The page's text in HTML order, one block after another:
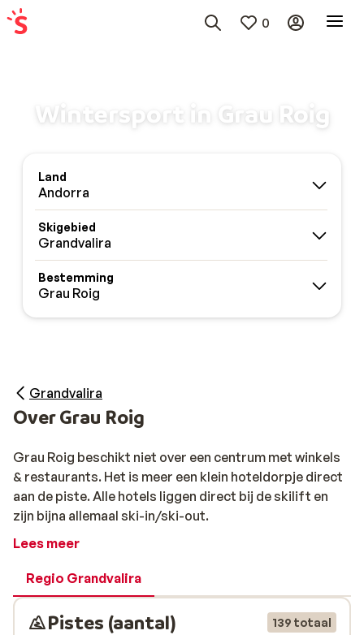
0
Wintersport in Grau Roig
Land
Andorra
Skigebied
Grandvalira
Bestemming
Grau Roig
Grandvalira
Over Grau Roig
Grau Roig beschikt niet over een centrum met winkels
& restaurants. Het is meer een klein hoteldorpje direct
aan de piste. Alle hotels liggen direct bij de skilift en
zijn bijna allemaal ski-in/ski-out.
Lees meer
Regio Grandvalira
Pistes (aantal) 139 totaal